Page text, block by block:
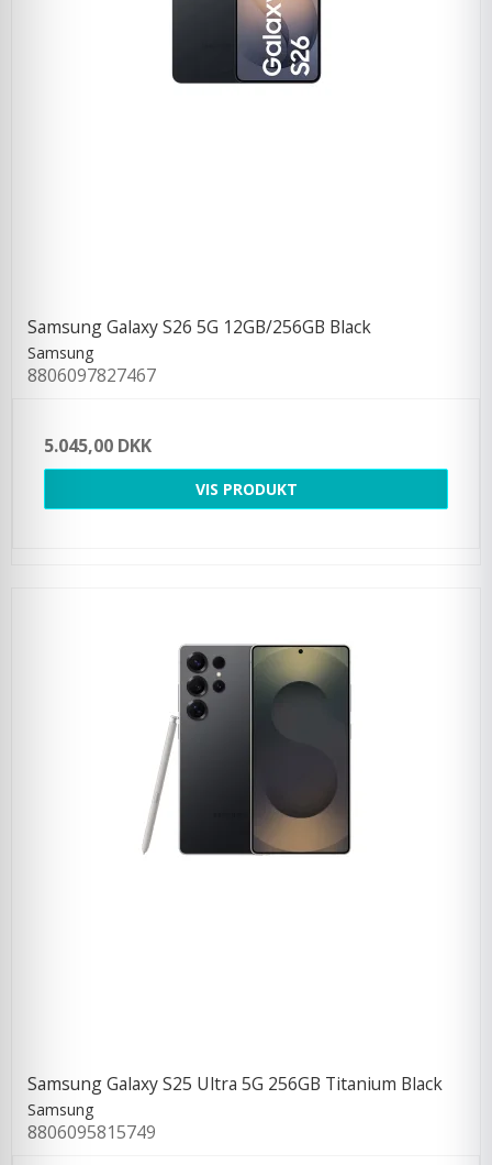
Samsung Galaxy S26 5G 12GB/256GB Black
Samsung
8806097827467
5.045,00 DKK
VIS PRODUKT
Samsung Galaxy S25 Ultra 5G 256GB Titanium Black
Samsung
8806095815749